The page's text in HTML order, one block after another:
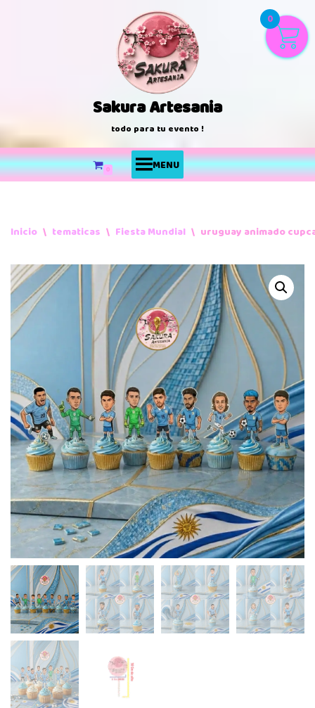
Sakura Artesania
todo para tu evento !
0 MENU
Inicio \ tematicas \ Fiesta Mundial \ uruguay animado
0